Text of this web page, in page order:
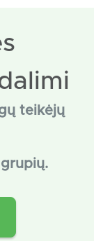
teikėjų